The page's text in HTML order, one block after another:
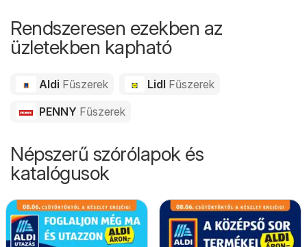
Rendszeresen ezekben az
üzletekben kapható
Aldi Fűszerek Lidl Fűszerek
PENNY Fűszerek
Népszerű szórólapok és
katalógusok